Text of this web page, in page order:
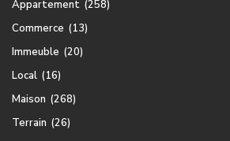
Appartement (258)
Commerce (13)
Immeuble (20)
Local (16)
Maison (268)
Terrain (26)